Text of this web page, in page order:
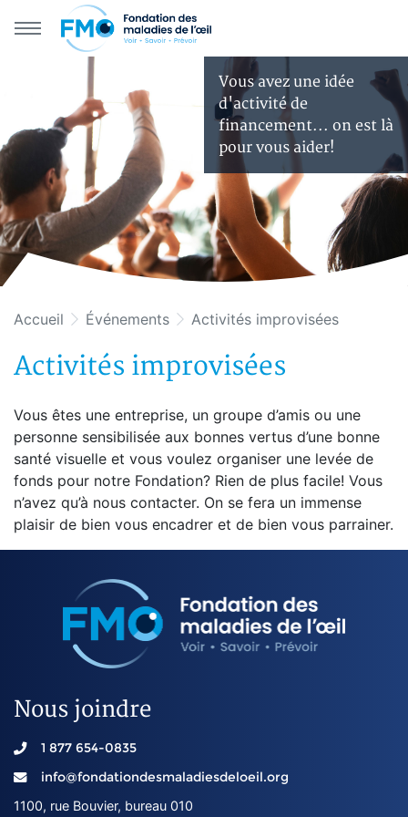
Aller au menu principal
Aller au contenu principal
Vous avez une idée
d'activité de
financement... on est là
pour vous aider!
Accueil Événements Activités improvisées
Activités improvisées
Vous êtes une entreprise, un groupe d’amis ou une
personne sensibilisée aux bonnes vertus d’une bonne
santé visuelle et vous voulez organiser une levée de
fonds pour notre Fondation? Rien de plus facile! Vous
n’avez qu’à nous contacter. On se fera un immense
plaisir de bien vous encadrer et de bien vous parrainer.
Nous joindre
1 877 654-0835
info@fondationdesmaladiesdeloeil.org
1100, rue Bouvier, bureau 010